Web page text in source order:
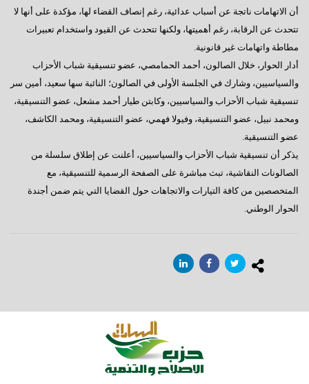
أن الاتهامات ناتجة عن أسباب عدائية، رغم إنصاف القضاء لها، مؤكدة على أنها لا
تتحدث عن الرقابة، رغم أهميتها، ولكنها تتحدث عن القيود واستخدام تعبيرات
مطاطة واتهامات غير قانونية.
أدار الحوار، خلال الصالون، أحمد الحمامصي، عضو تنسيقية شباب الأحزاب
والسياسيين، وشارك في الجلسة الأولى في الصالون؛ النائبة سها سعيد، أمين سر
تنسيقية شباب الأحزاب والسياسيين، وكابتن طيار أحمد مشعل، عضو التنسيقية،
ومحمد نبيل، عضو التنسيقية، وفيولا فهمي، عضو التنسيقية، ومحمد الكاشف،
عضو التنسيقية.
يذكر أن تنسيقية شباب الأحزاب والسياسيين، أعلنت عن إطلاق سلسلة من
الصالونات النقاشية، تبث مباشرة على الصفحة الرسمية للتنسيقية، مع
المتخصصين من كافة التيارات والاتجاهات حول القضايا التي يتم ضمن أجندة
الحوار الوطني.